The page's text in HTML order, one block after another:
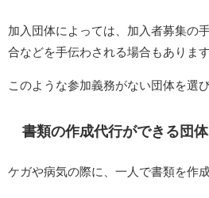
加入団体によっては、加入者募集の
合などを手伝わされる場合もあります
このような参加義務がない団体を選
書類の作成代行ができる団
ケガや病気の際に、一人で書類を作